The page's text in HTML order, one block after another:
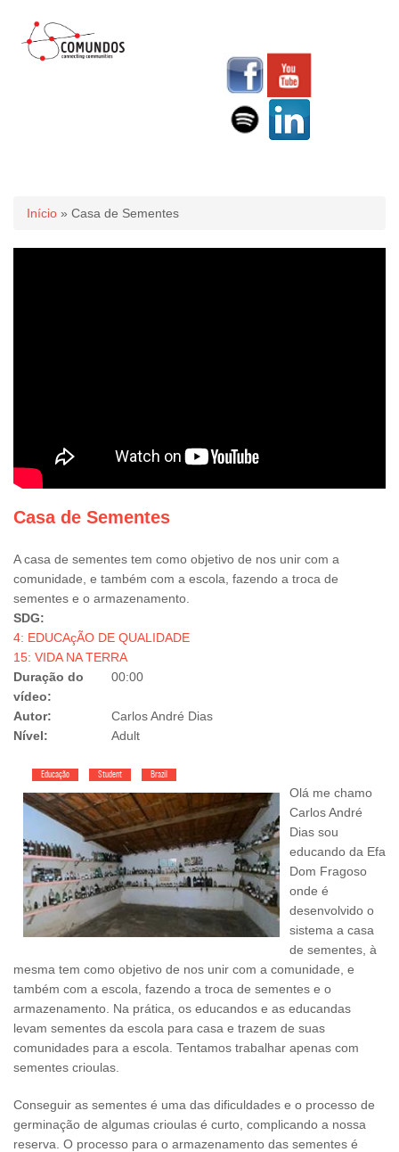
Você está aqui
Início » Casa de Sementes
Casa de Sementes
A casa de sementes tem como objetivo de nos unir com a
comunidade, e também com a escola, fazendo a troca de
sementes e o armazenamento.
SDG:
4: EDUCAçÃO DE QUALIDADE
15: VIDA NA TERRA
Duração do
vídeo:
00:00
Autor:
Carlos André Dias
Nível:
Adult
Educação Student Brazil
Olá me chamo
Carlos André
Dias sou
educando da Efa
Dom Fragoso
onde é
desenvolvido o
sistema a casa
de sementes, à
mesma tem como objetivo de nos unir com a comunidade, e
também com a escola, fazendo a troca de sementes e o
armazenamento. Na prática, os educandos e as educandas
levam sementes da escola para casa e trazem de suas
comunidades para a escola. Tentamos trabalhar apenas com
sementes crioulas.
Conseguir as sementes é uma das dificuldades e o processo de
germinação de algumas crioulas é curto, complicando a nossa
reserva. O processo para o armazenamento das sementes é